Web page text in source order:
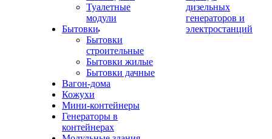
Туалетные
модули
Бытовки
Бытовки
строительные
Бытовки жилые
Бытовки дачные
Вагон-дома
Кожухи
Мини-контейнеры
Генераторы в
контейнерах
дизельных
генераторов и
электростанций